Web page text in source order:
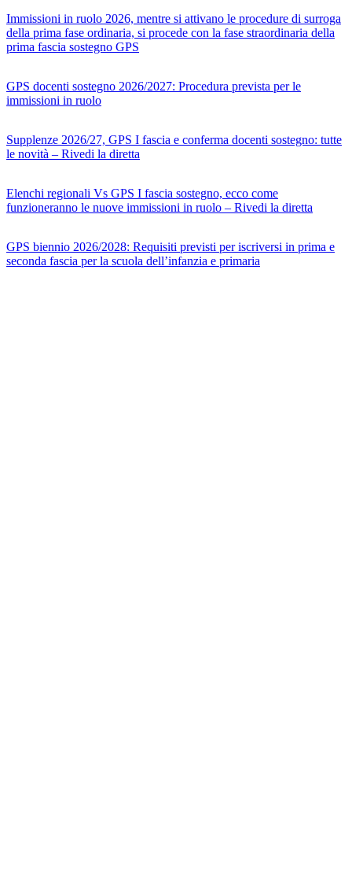
Immissioni in ruolo 2026, mentre si attivano le procedure di surroga
della prima fase ordinaria, si procede con la fase straordinaria della
prima fascia sostegno GPS
GPS docenti sostegno 2026/2027: Procedura prevista per le
immissioni in ruolo
Supplenze 2026/27, GPS I fascia e conferma docenti sostegno: tutte
le novità – Rivedi la diretta
Elenchi regionali Vs GPS I fascia sostegno, ecco come
funzioneranno le nuove immissioni in ruolo – Rivedi la diretta
GPS biennio 2026/2028: Requisiti previsti per iscriversi in prima e
seconda fascia per la scuola dell’infanzia e primaria